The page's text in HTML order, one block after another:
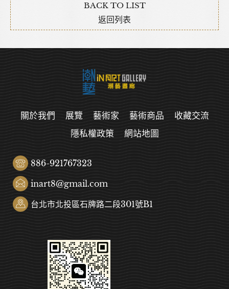
BACK TO LIST
返回列表
關於我們 展覽 藝術家 藝術商品
收藏交流
隱私權政策
網站地圖
886-921767323
inart8@gmail.com
台北市北投區石牌路二段301號B1